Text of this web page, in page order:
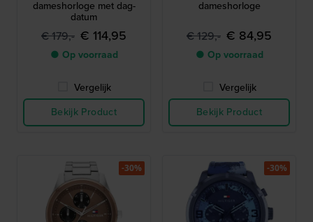
dameshorloge met dag-
datum
€ 179,- € 114,95
● Op voorraad
Vergelijk
Bekijk Product
dameshorloge
€ 129,- € 84,95
● Op voorraad
Vergelijk
Bekijk Product
-30% -30%